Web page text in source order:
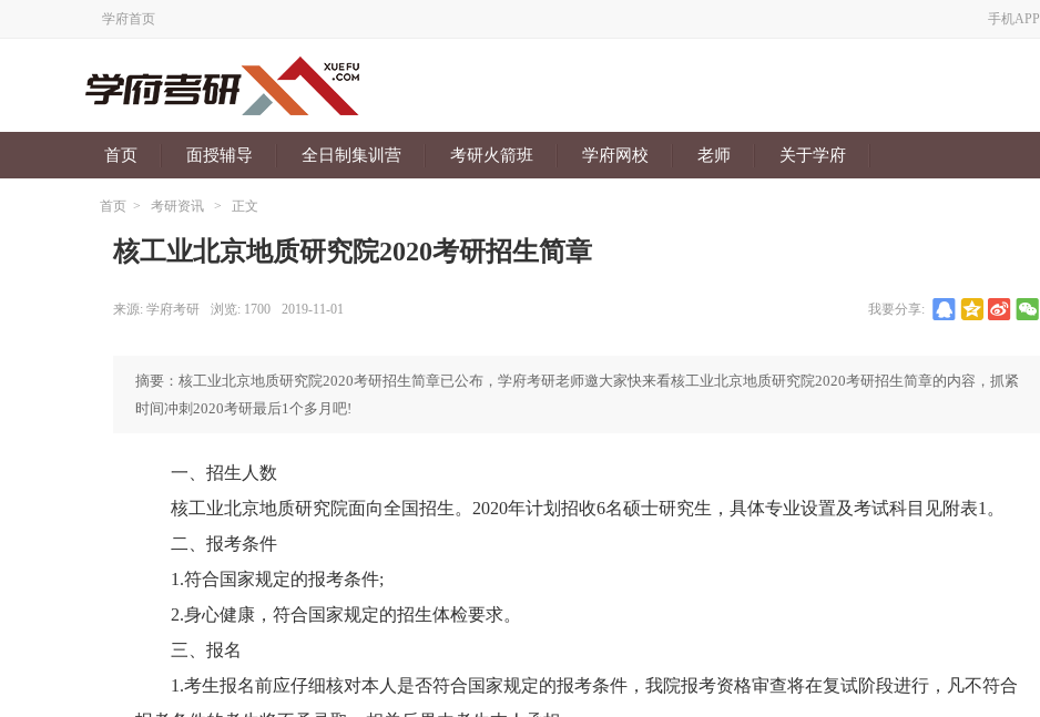
学府首页 手机APP
首页 面授辅导 全日制集训营 考研火箭班 学府网校 老师 关于学府
首页 > 考研资讯 > 正文
核工业北京地质研究院2020考研招生简章
来源: 学府考研 浏览: 1700 2019-11-01 我要分享:
摘要：核工业北京地质研究院2020考研招生简章已公布，学府考研老师邀大家快来看核工业北京地质研究院2020考研招生简章的内容，抓紧
时间冲刺2020考研最后1个多月吧!
一、招生人数
核工业北京地质研究院面向全国招生。2020年计划招收6名硕士研究生，具体专业设置及考试科目见附表1。
二、报考条件
1.符合国家规定的报考条件;
2.身心健康，符合国家规定的招生体检要求。
三、报名
1.考生报名前应仔细核对本人是否符合国家规定的报考条件，我院报考资格审查将在复试阶段进行，凡不符合